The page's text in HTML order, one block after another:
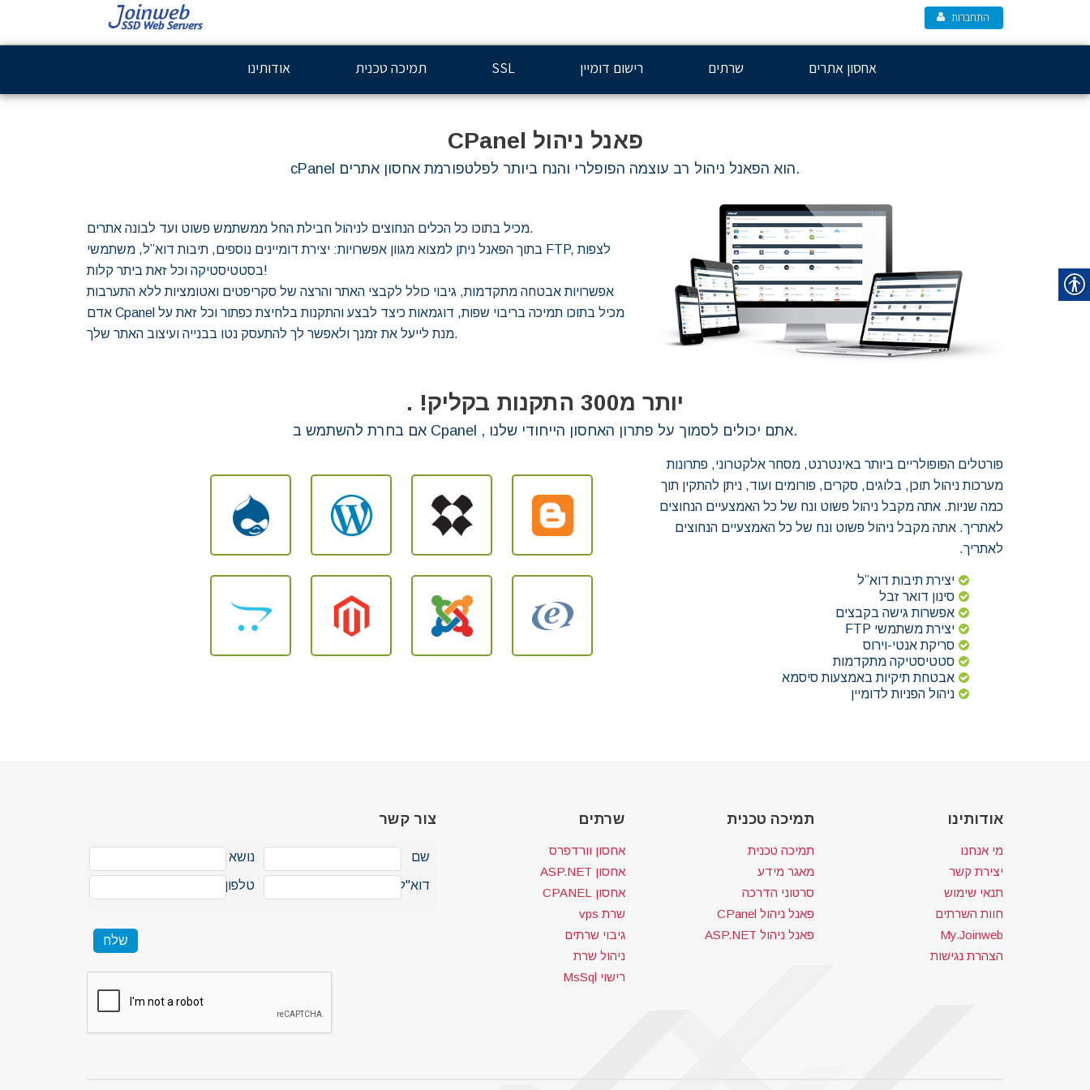
התחברות
אחסון אתרים שרתים רישום דומיין SSL תמיכה טכנית אודותינו
פאנל ניהול CPanel
cPanel הוא הפאנל ניהול רב עוצמה הפופלרי והנח ביותר לפלטפורמת אחסון אתרים.
מכיל בתוכו כל הכלים הנחוצים לניהול חבילת החל ממשתמש פשוט ועד לבונה אתרים.
בתוך הפאנל ניתן למצוא מגוון אפשרויות: יצירת דומיינים נוספים, תיבות דוא”ל, משתמשי FTP, לצפות
בסטטיסטיקה וכל זאת ביתר קלות!
אפשרויות אבטחה מתקדמות, גיבוי כולל לקבצי האתר והרצה של סקריפטים ואטומציות ללא התערבות
אדם Cpanel מכיל בתוכו תמיכה בריבוי שפות, דוגמאות כיצד לבצע והתקנות בלחיצת כפתור וכל זאת על
מנת לייעל את זמנך ולאפשר לך להתעסק נטו בבנייה ועיצוב האתר שלך.
יותר מ300 התקנות בקליק! .
אם בחרת להשתמש ב Cpanel , אתם יכולים לסמוך על פתרון האחסון הייחודי שלנו.
פורטלים הפופולריים ביותר באינטרנט, מסחר אלקטרוני, פתרונות
מערכות ניהול תוכן, בלוגים, סקרים, פורומים ועוד, ניתן להתקין תוך
כמה שניות. אתה מקבל ניהול פשוט ונח של כל האמצעיים הנחוצים
לאתריך. אתה מקבל ניהול פשוט ונח של כל האמצעיים הנחוצים
לאתריך.
יצירת תיבות דוא”ל
סינון דואר זבל
אפשרות גישה בקבצים
יצירת משתמשי FTP
סריקת אנטי-וירוס
סטטיסטיקה מתקדמות
אבטחת תיקיות באמצעות סיסמא
ניהול הפניות לדומיין
צור קשר
נושא
טלפון
שם
דוא"ל
שרתים
אחסון וורדפרס
אחסון ASP.NET
אחסון CPANEL
שרת vps
גיבוי שרתים
ניהול שרת
רישוי MsSql
תמיכה טכנית
תמיכה טכנית
מאגר מידע
סרטוני הדרכה
פאנל ניהול CPanel
פאנל ניהול ASP.NET
אודותינו
מי אנחנו
יצירת קשר
תנאי שימוש
חוות השרתים
My.Joinweb
הצהרת נגישות